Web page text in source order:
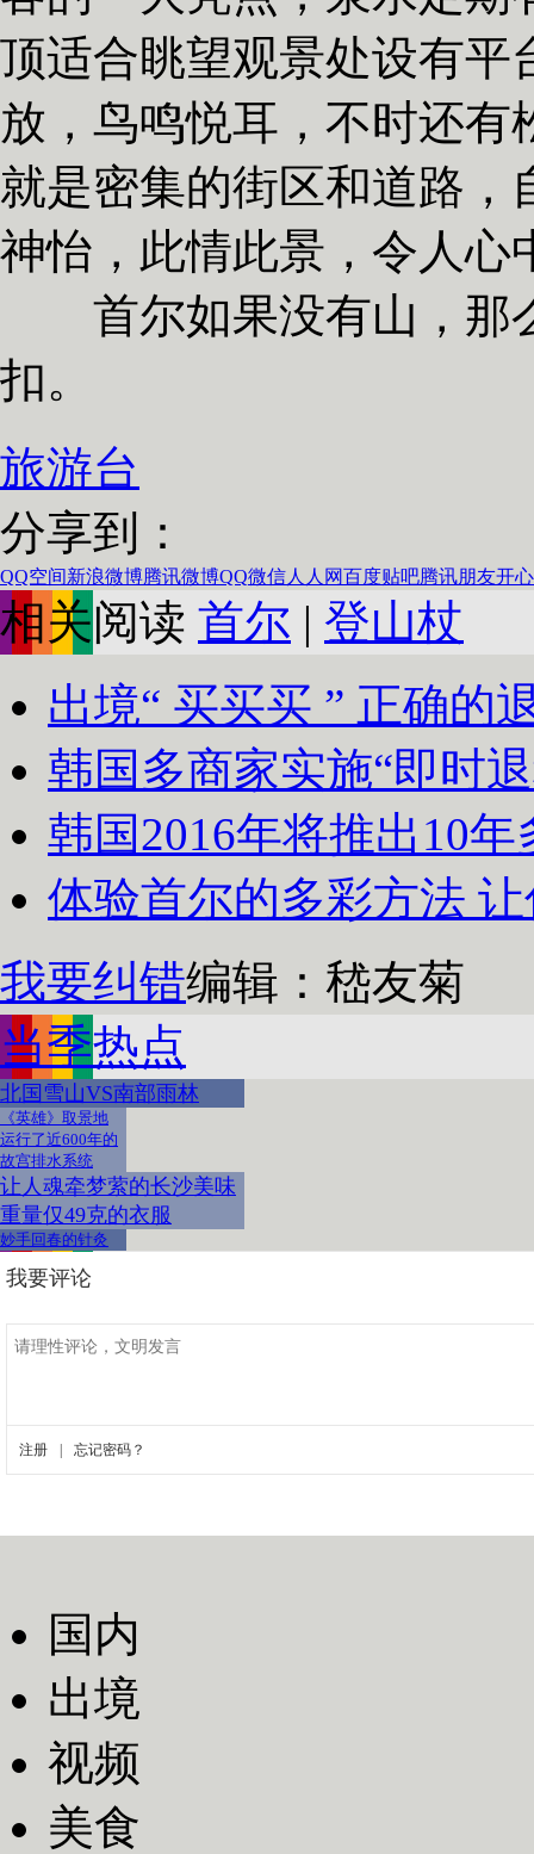
顶适合眺望观景处设有平
放，鸟鸣悦耳，不时还
就是密集的街区和道路，
神怡，此情此景，令人心
首尔如果没有山，那
扣
旅游台
分享到：
QQ空间新浪微博腾讯微博QQ微信人人网百度贴吧腾讯朋友开
相关阅读 首尔 | 登山杖
出境“ 买买买 ” 正确的
韩国多商家实施“即时
韩国2016年将推出10
体验首尔的多彩方法
我要纠错编辑：嵇友菊
当季热点
北国雪山VS南部雨林
《英雄》取景地
运行了近600年的
故宫排水系统
让人魂牵梦萦的长沙美味
重量仅49克的衣服
妙手回春的针灸
国内
出境
视频
美食